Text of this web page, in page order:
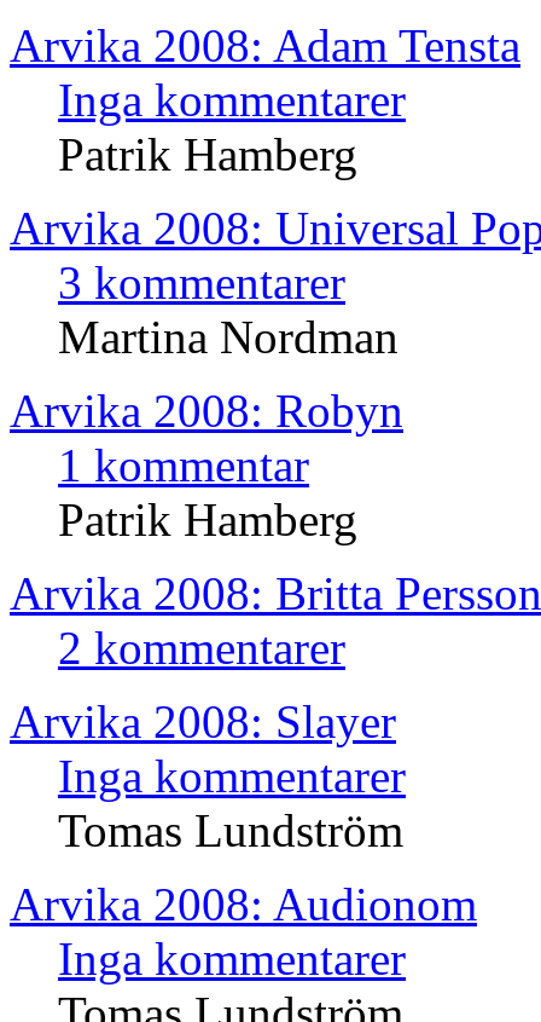
Arvika 2008: Adam Tensta
Inga kommentarer
Patrik Hamberg
Arvika 2008: Universal
3 kommentarer
Martina Nordman
Arvika 2008: Robyn
1 kommentar
Patrik Hamberg
Arvika 2008: Britta Persson
2 kommentarer
Arvika 2008: Slayer
Inga kommentarer
Tomas Lundström
Arvika 2008: Audionom
Inga kommentarer